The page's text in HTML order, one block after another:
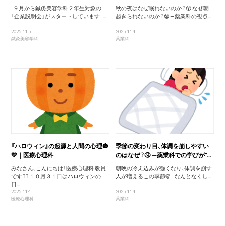
９月から鍼灸美容学科２年生対象の
「企業説明会」がスタートしています ...
2025.11.5
鍼灸美容学科
秋の夜はなぜ眠れないのか？😲 なぜ朝
起きられないのか？😪 —薬業科の視点...
2025.11.4
薬業科
『ハロウィン』の起源と人間の心理🎃
💛｜医療心理科
みなさん、こんにちは！ 医療心理科 教員
です🙆‍♀️ １０月３１日はハロウィンの
日...
2025.11.4
医療心理科
季節の変わり目、体調を崩しやすい
のはなぜ？🤧 —薬業科での学びが“...
朝晩の冷え込みが強くなり、体調を崩す
人が増えるこの季節🍃 「なんとなくし...
2025.11.4
薬業科